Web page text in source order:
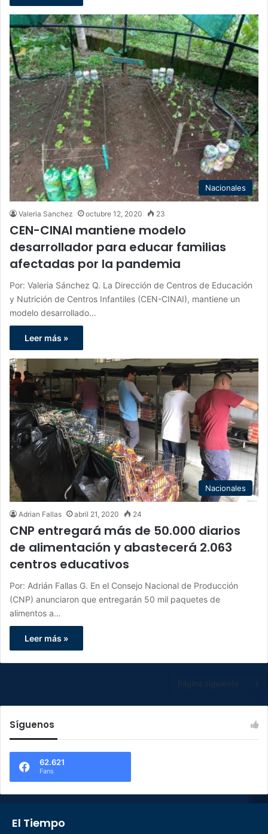
Nacionales
Valeria Sanchez octubre 12, 2020 23
CEN-CINAI mantiene modelo
desarrollador para educar familias
afectadas por la pandemia
Por: Valeria Sánchez Q. La Dirección de Centros de Educación
y Nutrición de Centros Infantiles (CEN-CINAI), mantiene un
modelo desarrollado…
Leer más »
Nacionales
Adrian Fallas abril 21, 2020 24
CNP entregará más de 50.000 diarios
de alimentación y abastecerá 2.063
centros educativos
Por: Adrián Fallas G. En el Consejo Nacional de Producción
(CNP) anunciaron que entregarán 50 mil paquetes de
alimentos a…
Leer más »
Página siguiente
Síguenos
62.621
Fans
El Tiempo